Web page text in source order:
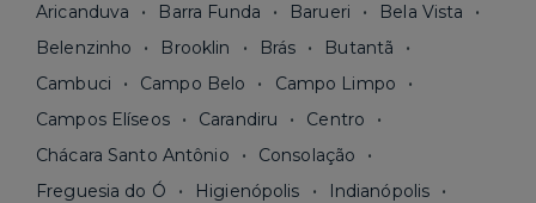
Aricanduva
Barra Funda Barueri
Bela Vista
Belenzinho
Brooklin Brás
Butantã
Cambuci
Campo Belo
Campo Limpo
Campos Elíseos
Carandiru
Centro
Chácara Santo Antônio
Consolação
Freguesia do Ó
Higienópolis
Indianópolis